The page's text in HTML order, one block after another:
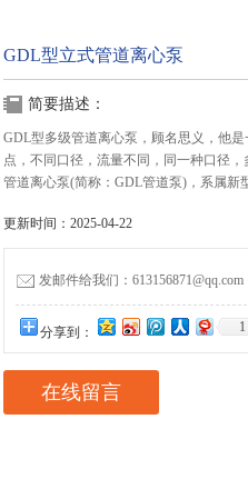
GDL型立式管道离心泵
简要描述：
GDL型多级管道离心泵，顾名思义，他
点，不同口径，流量不同，同一种口径
管道离心泵(简称：GDL管道泵)，系属新
更新时间：2025-04-22
发邮件给我们：613156871@qq.com
分享到： 1
在线留言